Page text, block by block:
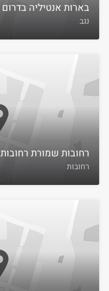
בארות אנטיליה בדרום
נגב
רחובות שמורת
רחובות